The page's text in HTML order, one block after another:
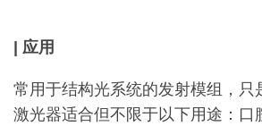
| 应用
常用于结构光系统的发射模组，只
激光器适合但不限于以下用途：口